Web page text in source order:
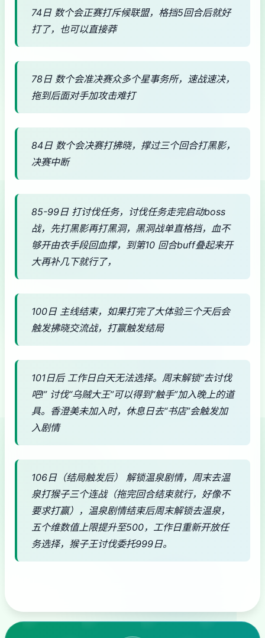
74日 数个会正赛打斥候联盟，格挡5回合后就好
打了，也可以直接莽
78日 数个会准决赛众多个星事务所，速战速决，
拖到后面对手加攻击难打
84日 数个会决赛打拂晓，撑过三个回合打黑影，
决赛中断
85-99日 打讨伐任务，讨伐任务走完启动boss
战，先打黑影再打黑洞，黑洞战单直格挡，血不
够开由衣手段回血撑，到第10 回合buff叠起来开
大再补几下就行了，
100日 主线结束，如果打完了大体验三个天后会
触发拂晓交流战，打赢触发结局
101日后 工作日白天无法选择。周末解锁“去讨伐
吧!” 讨伐“乌贼大王”可以得到“触手”加入晚上的道
具。香澄美未加入时，休息日去“书店”会触发加
入剧情
106日（结局触发后） 解锁温泉剧情，周末去温
泉打猴子三个连战（拖完回合结束就行，好像不
要求打赢），温泉剧情结束后周末解锁去温泉，
五个维数值上限提升至500，工作日重新开放任
务选择，猴子王讨伐委托999日。